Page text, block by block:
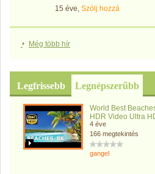
15 éve, Szólj hozzá
Még több hír
Legfrissebb Legnépszerűbb
World Best
HDR Video Ultra
4 éve
166 megtekintés
gangel